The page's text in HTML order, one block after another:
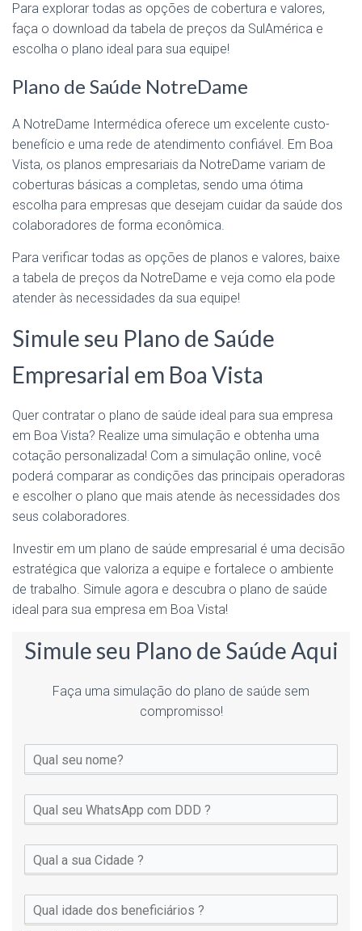
Para explorar todas as opções de cobertura e valores,
faça o download da tabela de preços da SulAmérica e
escolha o plano ideal para sua equipe!
Plano de Saúde NotreDame
A NotreDame Intermédica oferece um excelente custo-
benefício e uma rede de atendimento confiável. Em Boa
Vista, os planos empresariais da NotreDame variam de
coberturas básicas a completas, sendo uma ótima
escolha para empresas que desejam cuidar da saúde dos
colaboradores de forma econômica.
Para verificar todas as opções de planos e valores, baixe
a tabela de preços da NotreDame e veja como ela pode
atender às necessidades da sua equipe!
Simule seu Plano de Saúde
Empresarial em Boa Vista
Quer contratar o plano de saúde ideal para sua empresa
em Boa Vista? Realize uma simulação e obtenha uma
cotação personalizada! Com a simulação online, você
poderá comparar as condições das principais operadoras
e escolher o plano que mais atende às necessidades dos
seus colaboradores.
Investir em um plano de saúde empresarial é uma decisão
estratégica que valoriza a equipe e fortalece o ambiente
de trabalho. Simule agora e descubra o plano de saúde
ideal para sua empresa em Boa Vista!
Simule seu Plano de Saúde Aqui
Faça uma simulação do plano de saúde sem
compromisso!